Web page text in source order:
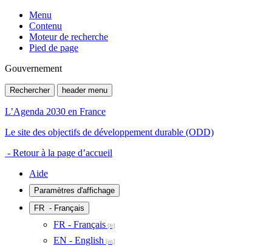
Menu
Contenu
Moteur de recherche
Pied de page
Gouvernement
Rechercher header menu
L’Agenda 2030 en France
Le site des objectifs de développement durable (ODD)
- Retour à la page d’accueil
Aide
Paramètres d'affichage
FR - Français
FR - Français
EN - English